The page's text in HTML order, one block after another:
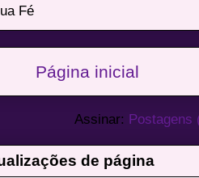
Fé
Página inicial
Assinar: Postagens
de página